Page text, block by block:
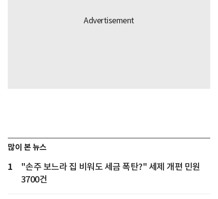
많이 본 뉴스
1
"손주 보느라 집 비워도 세금 폭탄?" 세제 개편 민원
3700건